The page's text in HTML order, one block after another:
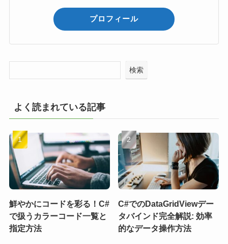
プロフィール
検索
よく読まれている記事
鮮やかにコードを彩る！C#
で扱うカラーコード一覧と
指定方法
C#でのDataGridViewデー
タバインド完全解説: 効率
的なデータ操作方法